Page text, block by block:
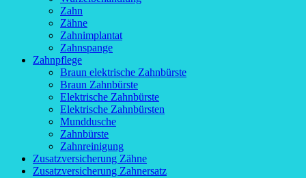
Zahn
Zähne
Zahnimplantat
Zahnspange
Zahnpflege
Braun elektrische Zahnbürste
Braun Zahnbürste
Elektrische Zahnbürste
Elektrische Zahnbürsten
Munddusche
Zahnbürste
Zahnreinigung
Zusatzversicherung Zähne
Zusatzversicherung Zahnersatz